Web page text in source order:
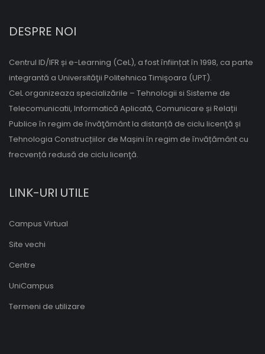
DESPRE NOI
Centrul ID/IFR și e-Learning (CeL), a fost înființat în 1998, ca parte
integrantă a Universităţii Politehnica Timişoara (UPT).
CeL organizeaza specializările – Tehnologii si Sisteme de
Telecomunicatii, Informatică Aplicată, Comunicare și Relații
Publice în regim de învăţământ la distanță de ciclu licenţă și
Tehnologia Construcțiilor de Mașini în regim de învățământ cu
frecvență redusă de ciclu licenţă.
LINK-URI UTILE
Campus Virtual
Site vechi
Centre
UniCampus
Termeni de utilizare